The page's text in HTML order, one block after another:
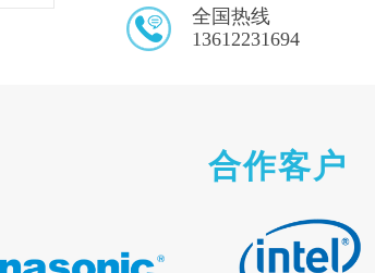
全国热线
13612231694
合作客户